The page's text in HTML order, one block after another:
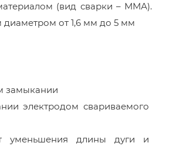
(вид сварки – ММА).
диаметром от 1,6 мм до 5 мм
замыкании
электродом свариваемого
уменьшения длины дуги и